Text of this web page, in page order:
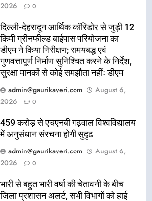
2026
0
दिल्ली-देहरादून आर्थिक कॉरिडोर से जुड़ी 12
किमी ग्रीनफील्ड बाईपास परियोजना का
डीएम ने किया निरीक्षण; समयबद्ध एवं
गुणवत्तापूर्ण निर्माण सुनिश्चित करने के निर्देश,
सुरक्षा मानकों से कोई समझौता नहींः डीएम
admin@gaurikaveri.com
August 6,
2026
0
459 करोड़ से एचएनबी गढ़वाल विश्वविद्यालय
में अनुसंधान संरचना होगी सुदृढ
admin@gaurikaveri.com
August 6,
2026
0
भारी से बहुत भारी वर्षा की चेतावनी के बीच
जिला प्रशासन अलर्ट, सभी विभागों को हाई